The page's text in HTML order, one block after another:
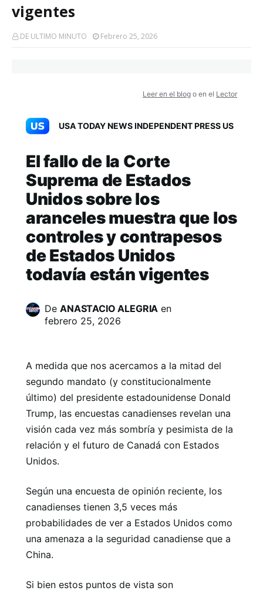
vigentes
DE ULTIMO MINUTO Febrero 25, 2026
Leer en el blog o en el Lector
USA TODAY NEWS INDEPENDENT PRESS US
El fallo de la Corte
Suprema de Estados
Unidos sobre los
aranceles muestra que los
controles y contrapesos
de Estados Unidos
todavía están vigentes
De ANASTACIO ALEGRIA en
febrero 25, 2026
A medida que nos acercamos a la mitad del
segundo mandato (y constitucionalmente
último) del presidente estadounidense Donald
Trump, las encuestas canadienses revelan una
visión cada vez más sombría y pesimista de la
relación y el futuro de Canadá con Estados
Unidos.
Según una encuesta de opinión reciente, los
canadienses tienen 3,5 veces más
probabilidades de ver a Estados Unidos como
una amenaza a la seguridad canadiense que a
China.
Si bien estos puntos de vista son